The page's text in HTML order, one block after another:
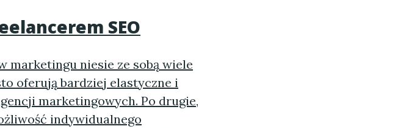
SEO
marketingu niesie ze sobą wiele
oferują bardziej elastyczne i
marketingowych. Po drugie,
indywidualnego